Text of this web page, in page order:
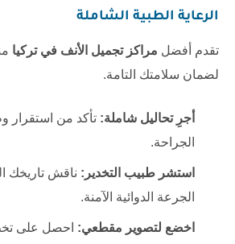
الرعاية الطبية الشاملة
تقدم أفضل مراكز تجميل الأنف في تركيا
لضمان سلامتك التامة.
أجرِ تحاليل شاملة: تأكد من استقرار
الجراحة.
استشر طبيب التخدير: ناقش تاريخك
الجرعة الدوائية الآمنة.
اخضع لتصوير مقطعي: احصل على